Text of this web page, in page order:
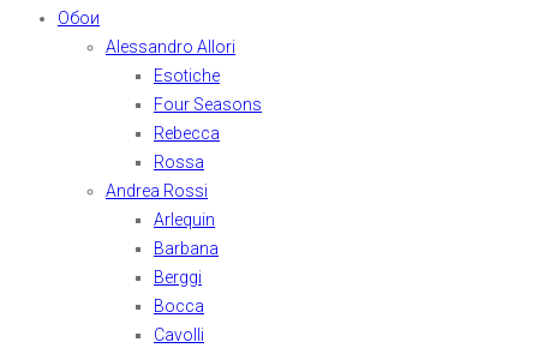
Обои
Alessandro Allori
Esotiche
Four Seasons
Rebecca
Rossa
Andrea Rossi
Arlequin
Barbana
Berggi
Bocca
Cavolli